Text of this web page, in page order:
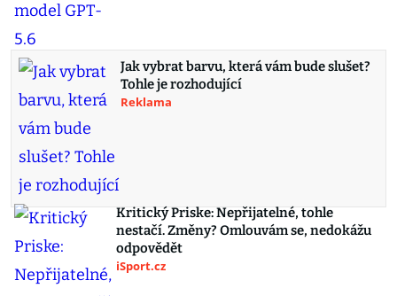
Jak vybrat barvu, která vám bude slušet?
Tohle je rozhodující
Reklama
Kritický Priske: Nepřijatelné, tohle
nestačí. Změny? Omlouvám se, nedokážu
odpovědět
iSport.cz